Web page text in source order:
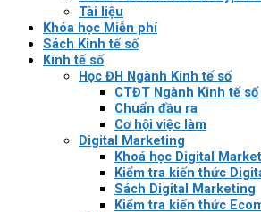
Tài liệu
Khóa học Miễn phí
Sách Kinh tế số
Kinh tế số
Học ĐH Ngành Kinh tế số
CTĐT Ngành Kinh tế số
Chuẩn đầu ra
Cơ hội việc làm
Digital Marketing
Khoá học Digital
Kiểm tra kiến thức
Sách Digital Marketing
Kiểm tra kiến thức